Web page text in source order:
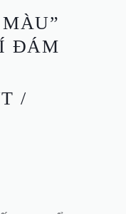
ĐÁM
/